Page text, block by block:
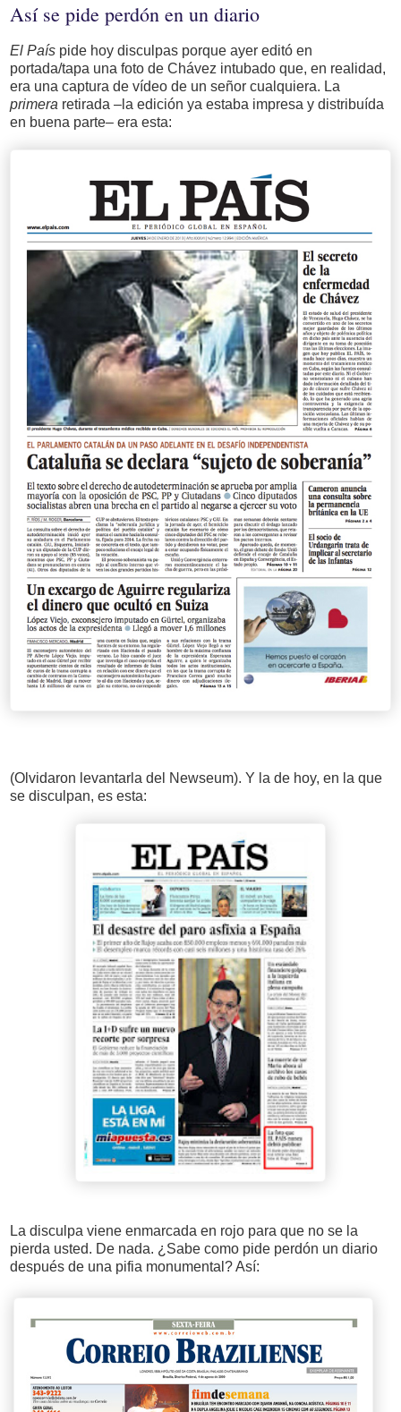
Así se pide perdón en un diario
El País pide hoy disculpas porque ayer editó en
portada/tapa una foto de Chávez intubado que, en realidad,
era una captura de vídeo de un señor cualquiera. La
primera retirada –la edición ya estaba impresa y distribuída
en buena parte– era esta:
(Olvidaron levantarla del Newseum). Y la de hoy, en la que
se disculpan, es esta:
La disculpa viene enmarcada en rojo para que no se la
pierda usted. De nada. ¿Sabe como pide perdón un diario
después de una pifia monumental? Así: